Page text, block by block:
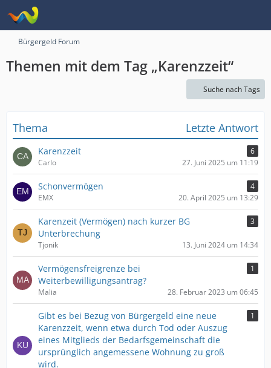
Bürgergeld Forum
Themen mit dem Tag „Karenzzeit“
Suche nach Tags
Thema Letzte Antwort
Karenzzeit
6
Carlo
27. Juni 2025 um 11:19
Schonvermögen
4
EMX
20. April 2025 um 13:29
Karenzeit (Vermögen) nach kurzer BG
Unterbrechung
3
Tjonik 13. Juni 2024 um 14:34
Vermögensfreigrenze bei
Weiterbewilligungsantrag?
1
Malia 28. Februar 2023 um 06:45
Gibt es bei Bezug von Bürgergeld eine neue
Karenzzeit, wenn etwa durch Tod oder Auszug
eines Mitglieds der Bedarfsgemeinschaft die
ursprünglich angemessene Wohnung zu groß
wird.
1